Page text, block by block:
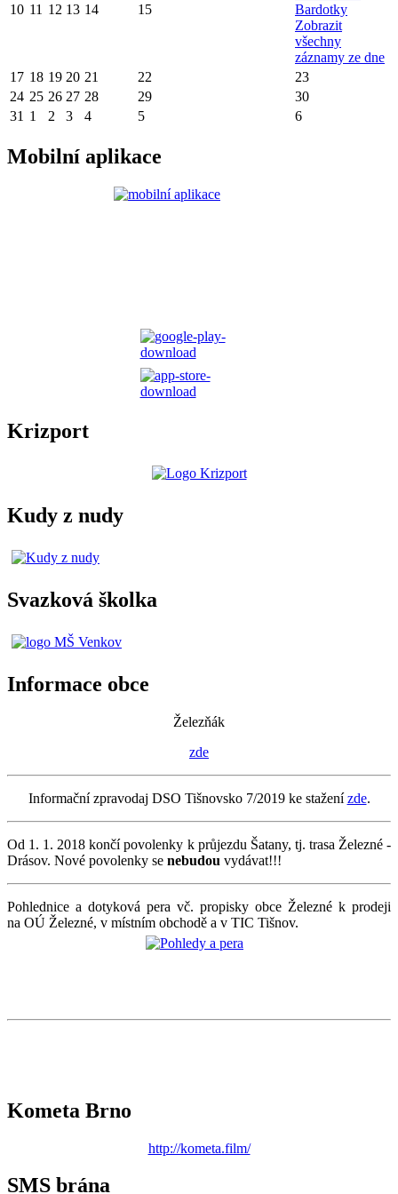
10 11 12 13 14 15
Bardotky
Zobrazit
všechny
záznamy ze dne
17 18 19 20 21 22
23
24 25 26 27 28 29
30
31 1 2 3 4 5 6
Mobilní aplikace
Krizport
Kudy z nudy
Svazková školka
Informace obce
Železňák
zde
Informační zpravodaj DSO Tišnovsko 7/2019 ke staženízde.
Od 1. 1. 2018 končí povolenky k průjezdu Šatany, tj. trasa Železné -
Drásov. Nové povolenky se nebudou vydávat!!!
Pohlednice a dotyková pera vč. propisky obce Železné k prodeji
na OÚ Železné, v místním obchodě a v TIC Tišnov.
Kometa Brno
http://kometa.film/
SMS brána